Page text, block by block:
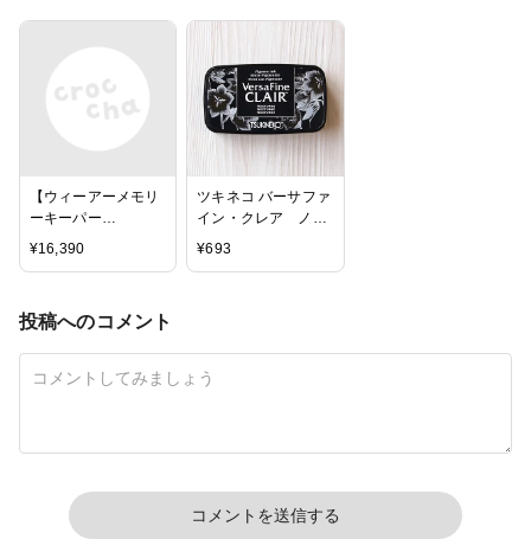
【ウィーアーメモリ
ーキーパー
ス/WRMK】ダイカッ
トマシン - エボリュ
¥16,390
ツキネコ バーサファ
イン・クレア ノク
ターン／
¥693
投稿へのコメント
コメントを送信する